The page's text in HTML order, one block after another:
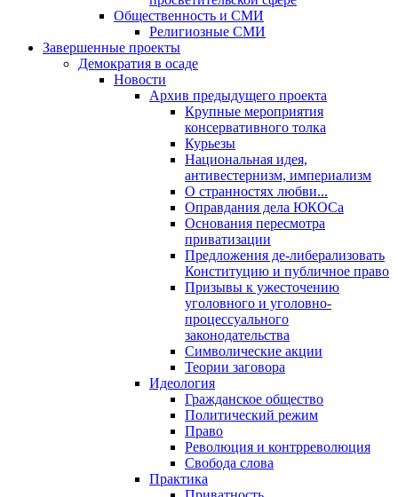
Общественность и СМИ
Религиозные СМИ
Завершенные проекты
Демократия в осаде
Новости
Архив предыдущего проекта
Крупные мероприятия
консервативного толка
Курьезы
Национальная идея,
антивестернизм, империализм
О странностях любви...
Оправдания дела ЮКОСа
Основания пересмотра
приватизации
Предложения де-либерализовать
Конституцию и публичное право
Призывы к ужесточению
уголовного и уголовно-
процессуального
законодательства
Символические акции
Теории заговора
Идеология
Гражданское общество
Политический режим
Право
Революция и контрреволюция
Свобода слова
Практика